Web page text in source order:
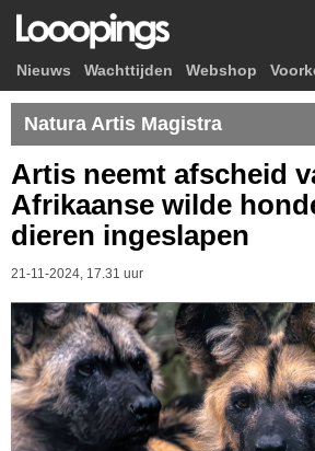
Nieuws Wachttijden Webshop
Natura Artis Magistra
Artis neemt afscheid
Afrikaanse wilde
dieren ingeslapen
21-11-2024, 17.31 uur